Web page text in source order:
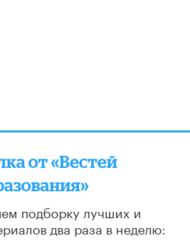
от «Вестей
подборку лучших и
два раза в неделю: